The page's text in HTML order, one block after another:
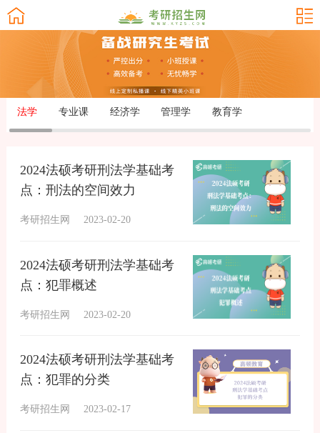
法学 专业课 经济学 管理学 教育学
2024法硕考研刑法学基础考
点：刑法的空间效力
考研招生网 2023-02-20
2024法硕考研刑法学基础考
点：犯罪概述
考研招生网 2023-02-20
2024法硕考研刑法学基础考
点：犯罪的分类
考研招生网 2023-02-17